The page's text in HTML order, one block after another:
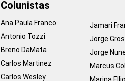
Colunistas
Ana Paula Franco
Antonio Tozzi
Breno DaMata
Carlos Martinez
Carlos Wesley
Jamari
Jorge
Jorge
Marcus